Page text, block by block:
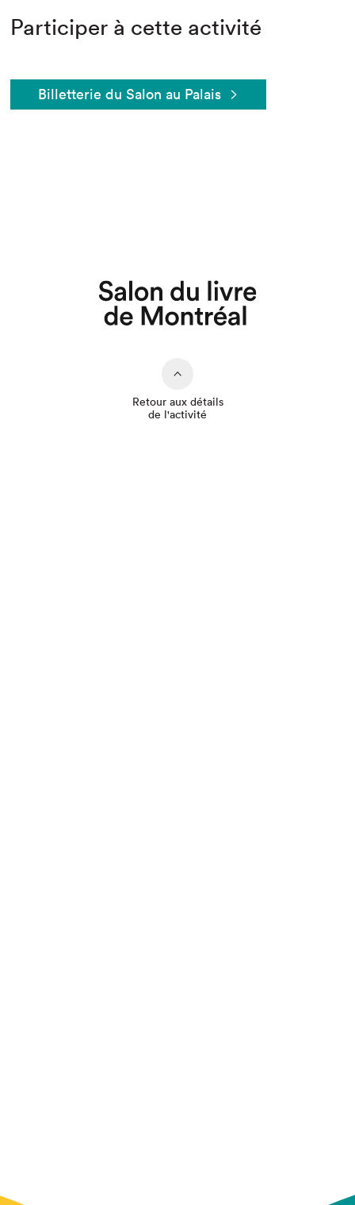
Participer à cette activité
Billetterie du Salon au Palais
Retour aux détails
de l'activité